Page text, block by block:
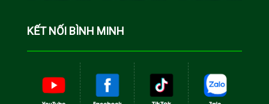
KẾT NỐI BÌNH MINH